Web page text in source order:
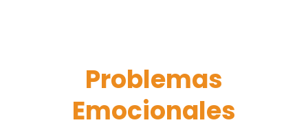
Problemas
Emocionales